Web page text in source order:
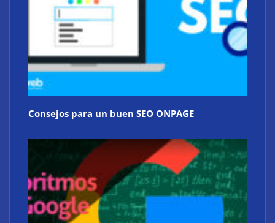
Consejos para un buen SEO ONPAGE